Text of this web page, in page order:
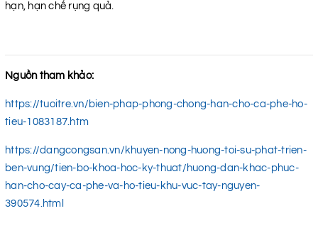
hạn, hạn chế rụng quả.
Nguồn tham khảo:
https://tuoitre.vn/bien-phap-phong-chong-han-cho-ca-phe-ho-
tieu-1083187.htm
https://dangcongsan.vn/khuyen-nong-huong-toi-su-phat-trien-
ben-vung/tien-bo-khoa-hoc-ky-thuat/huong-dan-khac-phuc-
han-cho-cay-ca-phe-va-ho-tieu-khu-vuc-tay-nguyen-
390574.html